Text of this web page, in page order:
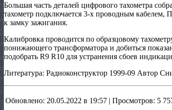
Большая часть деталей цифрового тахометра
тахометр подключается 3-х проводным
к замку зажигания.
Калибровка проводится по образцовому
понижающего трансформатора и добиться
подобрать R9 R10 для устранения сбоев
Литература: Радиоконструктор 1999-09 Автор
Обновлено: 20.05.2022 в 19:57 | Просмотров: 5